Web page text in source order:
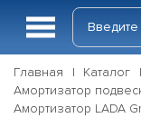
Главная Каталог
Амортизатор
Амортизатор LADA